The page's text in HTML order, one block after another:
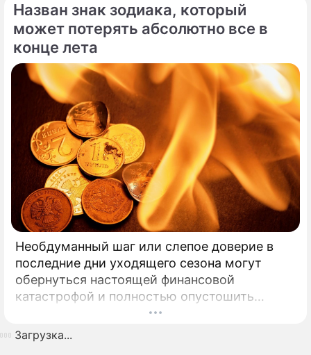
Назван знак зодиака, который
может потерять абсолютно все в
конце лета
Необдуманный шаг или слепое доверие в
последние дни уходящего сезона могут
обернуться настоящей финансовой
катастрофой и полностью опустошить
кошелек. Известная шаманка и ясновидящая
Кажетта Ахметжанова выступила с
экстренным предупреждением для всех, кто
Загрузка...